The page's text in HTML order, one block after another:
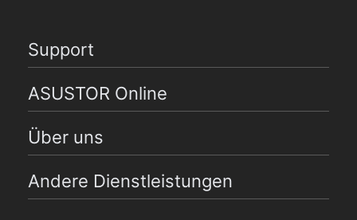
Support
ASUSTOR Online
Über uns
Andere Dienstleistungen